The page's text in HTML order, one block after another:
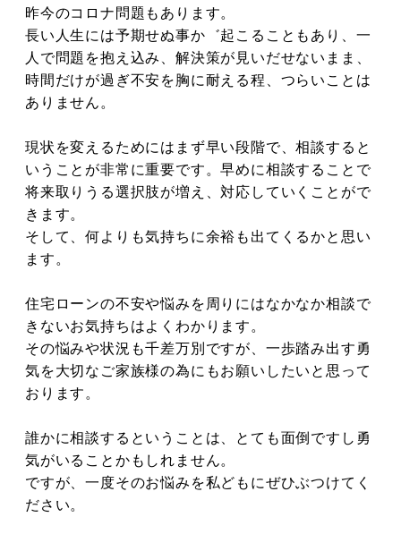
昨今のコロナ問題もあります。
長い人生には予期せぬ事か゛起こることもあり、一
人で問題を抱え込み、解決策が見いだせないまま、
時間だけが過ぎ不安を胸に耐える程、つらいことは
ありません。
現状を変えるためにはまず早い段階で、相談すると
いうことが非常に重要です。早めに相談することで
将来取りうる選択肢が増え、対応していくことがで
きます。
そして、何よりも気持ちに余裕も出てくるかと思い
ます。
住宅ローンの不安や悩みを周りにはなかなか相談で
きないお気持ちはよくわかります。
その悩みや状況も千差万別ですが、一歩踏み出す勇
気を大切なご家族様の為にもお願いしたいと思って
おります。
誰かに相談するということは、とても面倒ですし勇
気がいることかもしれません。
ですが、一度そのお悩みを私どもにぜひぶつけてく
ださい。